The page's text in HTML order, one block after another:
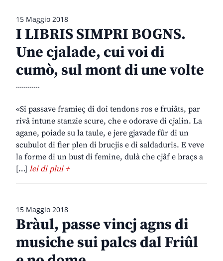
15 Maggio 2018
I LIBRIS SIMPRI BOGNS.
Une cjalade, cui voi di
cumò, sul mont di une volte
............
«Si passave framieç di doi tendons ros e fruiâts, par
rivâ intune stanzie scure, che e odorave di cjalin. La
agane, poiade su la taule, e jere gjavade fûr di un
scubulot di fier plen di brucjis e di saldaduris. E veve
la forme di un bust di femine, dulà che cjâf e braçs a
[…] lei di plui +
15 Maggio 2018
Bràul, passe vincj agns di
musiche sui palcs dal Friûl